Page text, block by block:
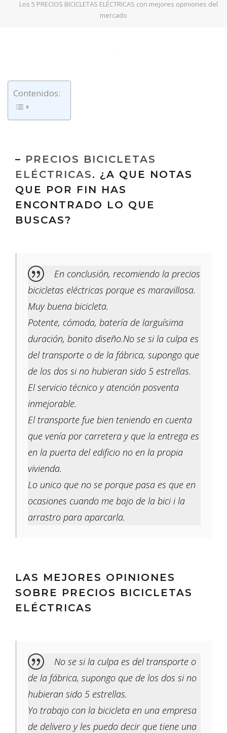
Los 5 PRECIOS BICICLETAS ELÉCTRICAS con mejores opiniones del
mercado
Contenidos:
– PRECIOS BICICLETAS
ELÉCTRICAS. ¿A QUE NOTAS
QUE POR FIN HAS
ENCONTRADO LO QUE
BUSCAS?
En conclusión, recomiendo la precios
bicicletas eléctricas porque es maravillosa.
Muy buena bicicleta.
Potente, cómoda, batería de larguísima
duración, bonito diseño.No se si la culpa es
del transporte o de la fábrica, supongo que
de los dos si no hubieran sido 5 estrellas.
El servicio técnico y atención posventa
inmejorable.
El transporte fue bien teniendo en cuenta
que venía por carretera y que la entrega es
en la puerta del edificio no en la propia
vivienda.
Lo unico que no se porque pasa es que en
ocasiones cuando me bajo de la bici i la
arrastro para aparcarla.
LAS MEJORES OPINIONES
SOBRE PRECIOS BICICLETAS
ELÉCTRICAS
No se si la culpa es del transporte o
de la fábrica, supongo que de los dos si no
hubieran sido 5 estrellas.
Yo trabajo con la bicicleta en una empresa
de delivero y les puedo decir que tiene una